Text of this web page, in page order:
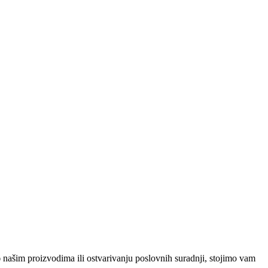
proizvodima ili ostvarivanju poslovnih suradnji, stojimo vam